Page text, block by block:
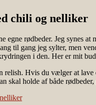
chili og nelliker
egne rødbeder. Jeg synes
til gang jeg sylter, men
i den. Her er mit
relish. Hvis du vælger at
skal holde af både